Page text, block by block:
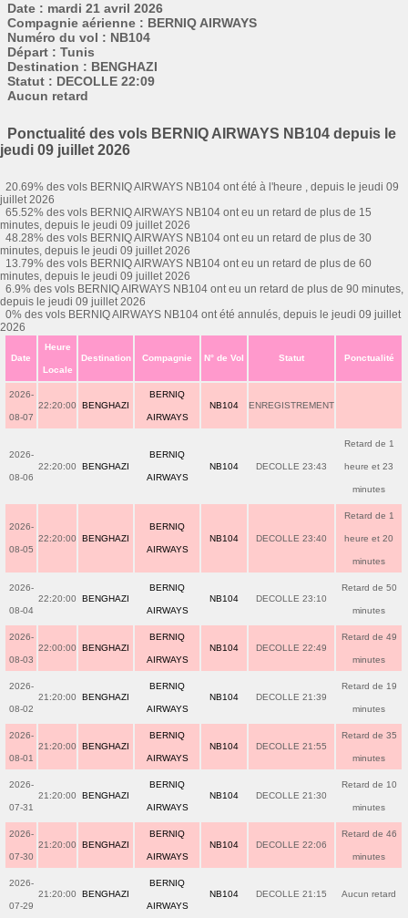
Date : mardi 21 avril 2026
Compagnie aérienne : BERNIQ AIRWAYS
Numéro du vol : NB104
Départ : Tunis
Destination : BENGHAZI
Statut : DECOLLE 22:09
Aucun retard
Ponctualité des vols BERNIQ AIRWAYS NB104 depuis le
jeudi 09 juillet 2026
20.69% des vols BERNIQ AIRWAYS NB104 ont été à l'heure , depuis le jeudi 09
juillet 2026
65.52% des vols BERNIQ AIRWAYS NB104 ont eu un retard de plus de 15
minutes, depuis le jeudi 09 juillet 2026
48.28% des vols BERNIQ AIRWAYS NB104 ont eu un retard de plus de 30
minutes, depuis le jeudi 09 juillet 2026
13.79% des vols BERNIQ AIRWAYS NB104 ont eu un retard de plus de 60
minutes, depuis le jeudi 09 juillet 2026
6.9% des vols BERNIQ AIRWAYS NB104 ont eu un retard de plus de 90 minutes,
depuis le jeudi 09 juillet 2026
0% des vols BERNIQ AIRWAYS NB104 ont été annulés, depuis le jeudi 09 juillet
2026
Date
Heure
Locale
Destination Compagnie N° de Vol Statut Ponctualité
2026-
08-07
22:20:00 BENGHAZI
BERNIQ
AIRWAYS
NB104 ENREGISTREMENT
2026-
08-06
22:20:00 BENGHAZI
BERNIQ
AIRWAYS
NB104 DECOLLE 23:43
Retard de 1
heure et 23
minutes
2026-
08-05
22:20:00 BENGHAZI
BERNIQ
AIRWAYS
NB104 DECOLLE 23:40
Retard de 1
heure et 20
minutes
2026-
08-04
22:20:00 BENGHAZI
BERNIQ
AIRWAYS
NB104 DECOLLE 23:10
Retard de 50
minutes
2026-
08-03
22:00:00 BENGHAZI
BERNIQ
AIRWAYS
NB104 DECOLLE 22:49
Retard de 49
minutes
2026-
08-02
21:20:00 BENGHAZI
BERNIQ
AIRWAYS
NB104 DECOLLE 21:39
Retard de 19
minutes
2026-
08-01
21:20:00 BENGHAZI
BERNIQ
AIRWAYS
NB104 DECOLLE 21:55
Retard de 35
minutes
2026-
07-31
21:20:00 BENGHAZI
BERNIQ
AIRWAYS
NB104 DECOLLE 21:30
Retard de 10
minutes
2026-
07-30
21:20:00 BENGHAZI
BERNIQ
AIRWAYS
NB104 DECOLLE 22:06
Retard de 46
minutes
2026-
07-29
21:20:00 BENGHAZI
BERNIQ
AIRWAYS
NB104 DECOLLE 21:15 Aucun retard